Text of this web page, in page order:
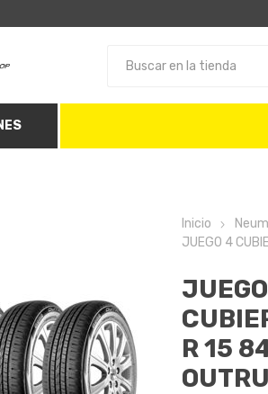
Inicio
JUEGO 4
R 15